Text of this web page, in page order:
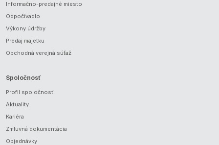
Informačno-predajné miesto
Odpočívadlo
Výkony údržby
Predaj majetku
Obchodná verejná súťaž
Spoločnosť
Profil spoločnosti
Aktuality
Kariéra
Zmluvná dokumentácia
Objednávky